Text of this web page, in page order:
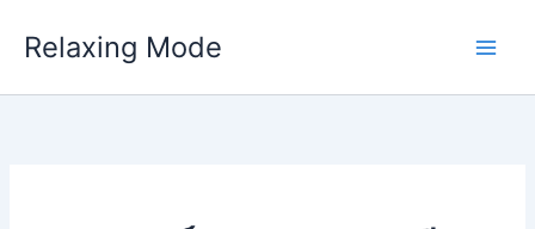
Relaxing Mode